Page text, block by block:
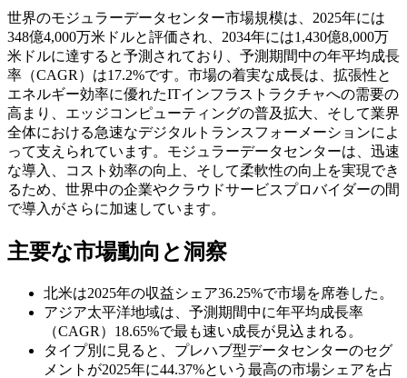
世界のモジュラーデータセンター市場規模は、2025年には
348億4,000万米ドルと評価され、2034年には1,430億8,000万
米ドルに達すると予測されており、予測期間中の年平均成長
率（CAGR）は17.2%です。市場の着実な成長は、拡張性と
エネルギー効率に優れたITインフラストラクチャへの需要の
高まり、エッジコンピューティングの普及拡大、そして業界
全体における急速なデジタルトランスフォーメーションによ
って支えられています。モジュラーデータセンターは、迅速
な導入、コスト効率の向上、そして柔軟性の向上を実現でき
るため、世界中の企業やクラウドサービスプロバイダーの間
で導入がさらに加速しています。
主要な市場動向と洞察
北米は2025年の収益シェア36.25%で市場を席巻した。
アジア太平洋地域は、予測期間中に年平均成長率
（CAGR）18.65%で最も速い成長が見込まれる。
タイプ別に見ると、プレハブ型データセンターのセグ
メントが2025年に44.37%という最高の市場シェアを占